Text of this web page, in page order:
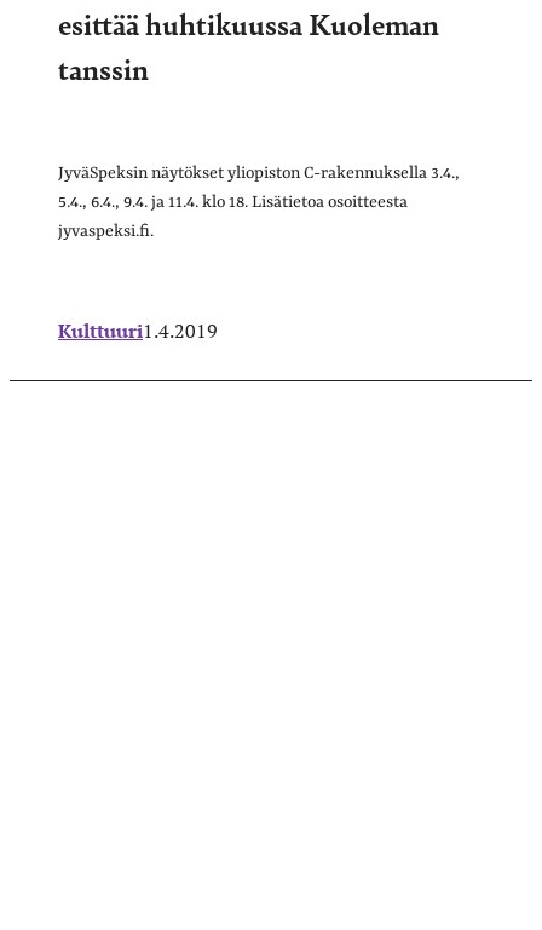
esittää huhtikuussa Kuoleman
tanssin
JyväSpeksin näytökset yliopiston C-rakennuksella 3.4.,
5.4., 6.4., 9.4. ja 11.4. klo 18. Lisätietoa osoitteesta
jyvaspeksi.fi.
Kulttuuri1.4.2019